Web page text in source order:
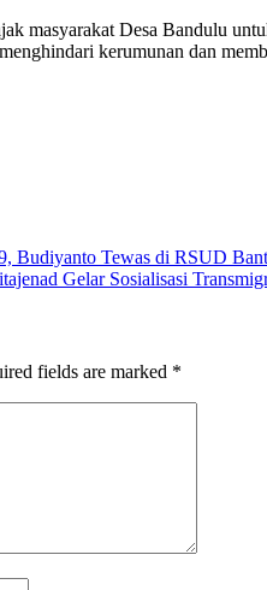
masyarakat Desa Bandulu
kerumunan dan
Budiyanto Tewas di RSUD
Gelar Sosialisasi
fields are marked *